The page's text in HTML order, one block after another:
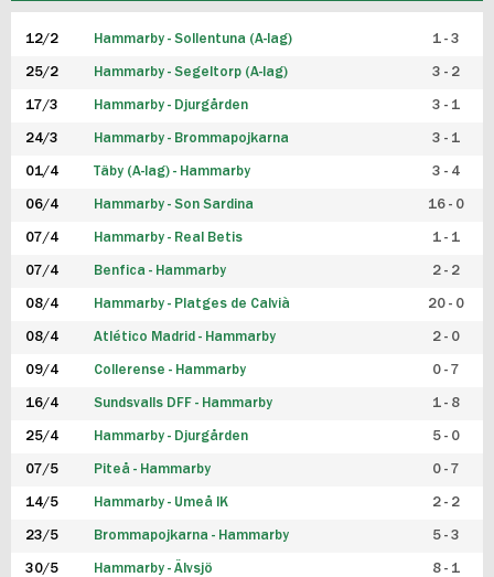
F19
FUTSAL HERR
FUTSAL DAM
12/2 Hammarby - Sollentuna (A-lag) 1 - 3
25/2 Hammarby - Segeltorp (A-lag) 3 - 2
17/3 Hammarby - Djurgården 3 - 1
24/3 Hammarby - Brommapojkarna 3 - 1
01/4 Täby (A-lag) - Hammarby 3 - 4
06/4 Hammarby - Son Sardina 16 - 0
07/4 Hammarby - Real Betis 1 - 1
07/4 Benfica - Hammarby 2 - 2
08/4 Hammarby - Platges de Calvià 20 - 0
08/4 Atlético Madrid - Hammarby 2 - 0
09/4 Collerense - Hammarby 0 - 7
16/4 Sundsvalls DFF - Hammarby 1 - 8
25/4 Hammarby - Djurgården 5 - 0
07/5 Piteå - Hammarby 0 - 7
14/5 Hammarby - Umeå IK 2 - 2
23/5 Brommapojkarna - Hammarby 5 - 3
30/5 Hammarby - Älvsjö 8 - 1